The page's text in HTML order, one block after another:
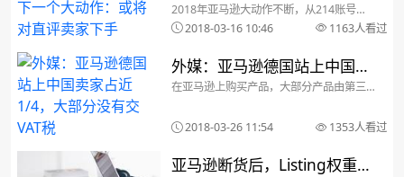
作：或将对直评卖家下手
2018年亚马逊大动作不断，从214账号封
杀事件、群发警告信、再到亚马逊卖家拉
横幅抗议之后的又一波封号，亚马逊“清洗”
逊的下一个目标是全网稽查直评，准备直
接封号！直...
2018-03-16 10:46 1163人看过
外媒：亚马逊德国站上中国卖
家占近1/4，大部分没有交VAT
税
在亚马逊上购买产品，大部分产品由第三
长。根据科隆贸易研究所（Cologne
2018-03-26 11:54 1353人看过
亚马逊断货后，Listing权重变